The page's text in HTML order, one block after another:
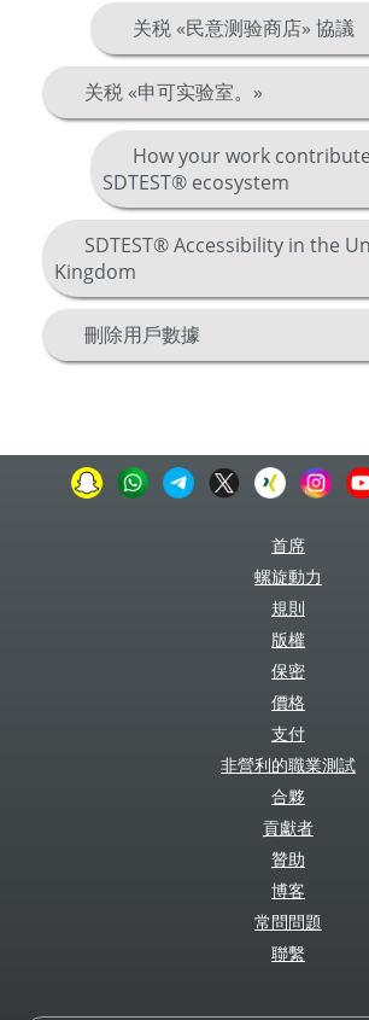
关税 «民意测验商店» 協議
关税 «申可实验室。»
How your work
SDTEST® ecosystem
SDTEST® Accessibility in the
Kingdom
刪除用戶數據
首席
螺旋動力
規則
版權
保密
價格
支付
非營利的職業測試
合夥
貢獻者
贊助
博客
常問問題
聯繫